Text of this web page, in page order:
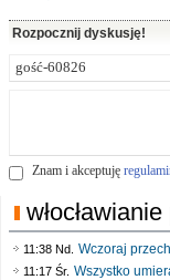
Rozpocznij dyskusję!
Znam i akceptuję
11:38 Nd. Wczoraj
11:17 Śr. Wszystko